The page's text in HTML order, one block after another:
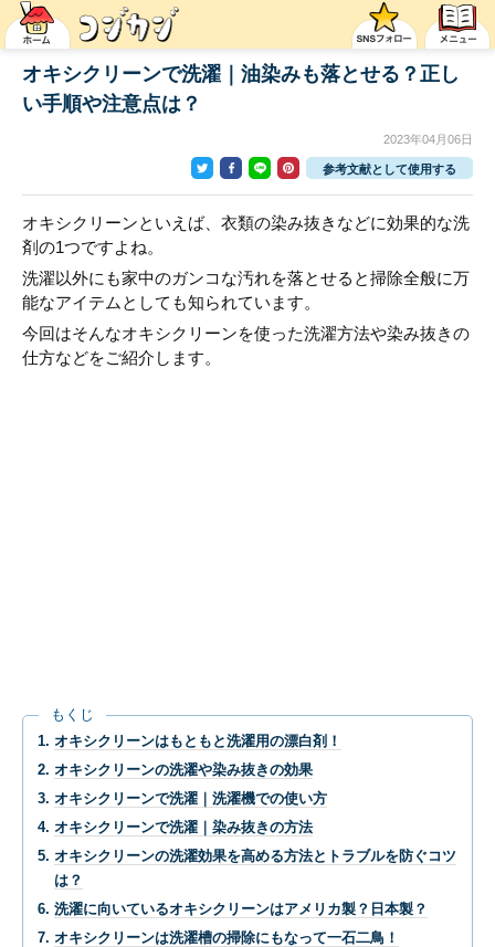
オキシクリーンで洗濯｜油染みも落とせる？正し
い手順や注意点は？
2023年04月06日
参考文献として使用する
オキシクリーンといえば、衣類の染み抜きなどに効果的な洗
剤の1つですよね。
洗濯以外にも家中のガンコな汚れを落とせると掃除全般に万
能なアイテムとしても知られています。
今回はそんなオキシクリーンを使った洗濯方法や染み抜きの
仕方などをご紹介します。
もくじ
オキシクリーンはもともと洗濯用の漂白剤！
オキシクリーンの洗濯や染み抜きの効果
オキシクリーンで洗濯｜洗濯機での使い方
オキシクリーンで洗濯｜染み抜きの方法
オキシクリーンの洗濯効果を高める方法とトラブルを防ぐコツ
は？
洗濯に向いているオキシクリーンはアメリカ製？日本製？
オキシクリーンは洗濯槽の掃除にもなって一石二鳥！